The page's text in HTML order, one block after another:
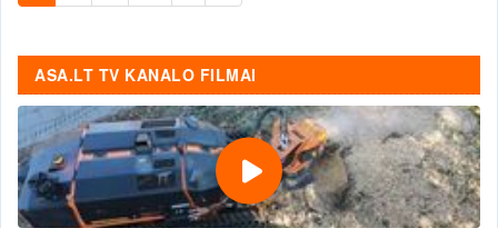
ASA.LT TV KANALO FILMAI